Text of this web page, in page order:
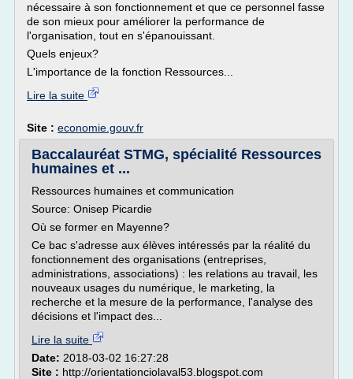
nécessaire à son fonctionnement et que ce personnel fasse
de son mieux pour améliorer la performance de
l'organisation, tout en s'épanouissant.
Quels enjeux?
L'importance de la fonction Ressources...
Lire la suite
Site : economie.gouv.fr
Baccalauréat STMG, spécialité Ressources
humaines et ...
Ressources humaines et communication
Source: Onisep Picardie
Où se former en Mayenne?
Ce bac s'adresse aux élèves intéressés par la réalité du
fonctionnement des organisations (entreprises,
administrations, associations) : les relations au travail, les
nouveaux usages du numérique, le marketing, la
recherche et la mesure de la performance, l'analyse des
décisions et l'impact des...
Lire la suite
Date: 2018-03-02 16:27:28
Site : http://orientationciolaval53.blogspot.com